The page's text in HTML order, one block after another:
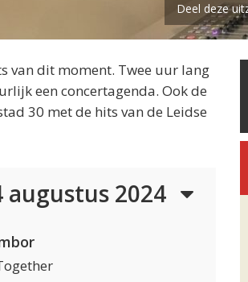
Deel deze
van dit moment. Twee uur lang
een concertagenda. Ook de
30 met de hits van de Leidse
augustus 2024